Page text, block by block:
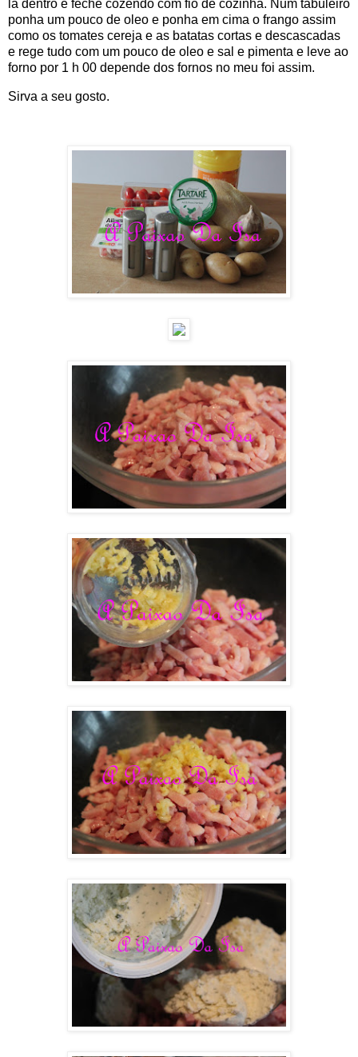
la dentro e feche cozendo com fio de cozinha. Num tabuleiro
ponha um pouco de oleo e ponha em cima o frango assim
como os tomates cereja e as batatas cortas e descascadas
e rege tudo com um pouco de oleo e sal e pimenta e leve ao
forno por 1 h 00 depende dos fornos no meu foi assim.
Sirva a seu gosto.